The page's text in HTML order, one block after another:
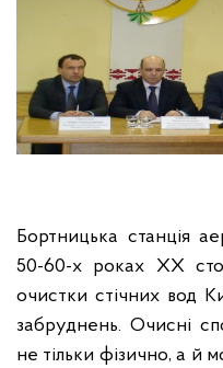
Бортницька станція
50-60-х роках XX
очистки стічних вод
забруднень. Очисні
не тільки фізично, а й